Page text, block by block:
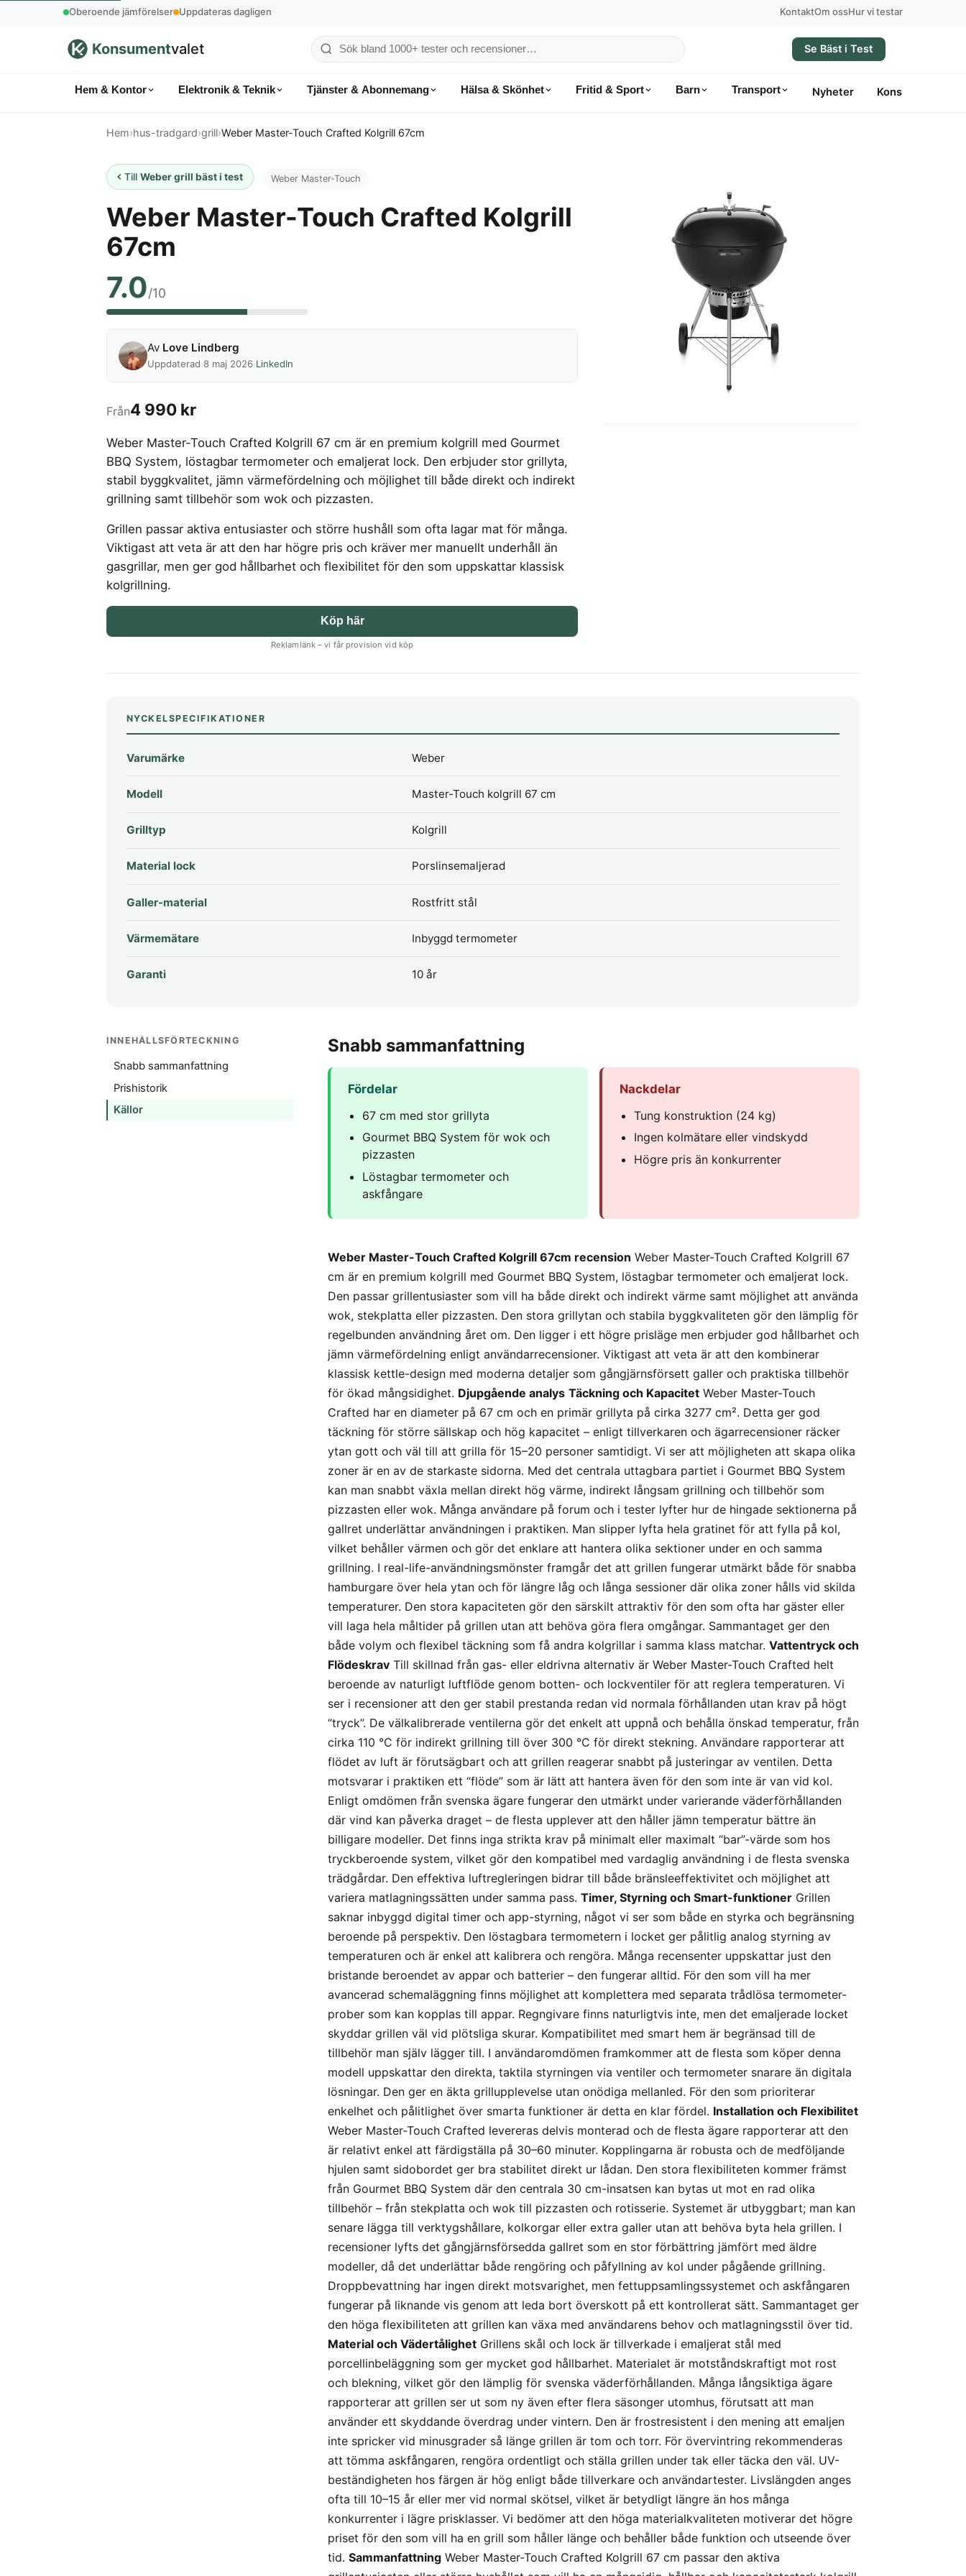
Oberoende jämförelser Uppdateras dagligen KontaktOm ossHur vi testar
Konsumentvalet
Sök
konsumentvalet
Se Bäst i Test
Hem & Kontor Elektronik & Teknik Tjänster & Abonnemang Hälsa & Skönhet Fritid & Sport Barn Transport Nyheter
Hem›hus-tradgard›grill›Weber Master-Touch Crafted Kolgrill 67cm
TillWeber grill bäst i test Weber Master-Touch
Weber Master-Touch Crafted Kolgrill
67cm
7.0/10
Av Love Lindberg
Uppdaterad 8 maj 2026·LinkedIn
Från4 990 kr
Weber Master-Touch Crafted Kolgrill 67 cm är en premium kolgrill med Gourmet
BBQ System, löstagbar termometer och emaljerat lock. Den erbjuder stor grillyta,
stabil byggkvalitet, jämn värmefördelning och möjlighet till både direkt och indirekt
grillning samt tillbehör som wok och pizzasten.
Grillen passar aktiva entusiaster och större hushåll som ofta lagar mat för många.
Viktigast att veta är att den har högre pris och kräver mer manuellt underhåll än
gasgrillar, men ger god hållbarhet och flexibilitet för den som uppskattar klassisk
kolgrillning.
Köp här
Reklamlänk – vi får provision vid köp
NYCKELSPECIFIKATIONER
Varumärke Weber
Modell Master-Touch kolgrill 67 cm
Grilltyp Kolgrill
Material lock Porslinsemaljerad
Galler-material Rostfritt stål
Värmemätare Inbyggd termometer
Garanti 10 år
INNEHÅLLSFÖRTECKNING
Snabb sammanfattning
Prishistorik
Källor
Snabb sammanfattning
Fördelar
67 cm med stor grillyta
Gourmet BBQ System för wok och
pizzasten
Löstagbar termometer och
askfångare
Nackdelar
Tung konstruktion (24 kg)
Ingen kolmätare eller vindskydd
Högre pris än konkurrenter
Weber Master-Touch Crafted Kolgrill 67cm recension Weber Master-Touch Crafted Kolgrill 67
cm är en premium kolgrill med Gourmet BBQ System, löstagbar termometer och emaljerat lock.
Den passar grillentusiaster som vill ha både direkt och indirekt värme samt möjlighet att använda
wok, stekplatta eller pizzasten. Den stora grillytan och stabila byggkvaliteten gör den lämplig för
regelbunden användning året om. Den ligger i ett högre prisläge men erbjuder god hållbarhet och
jämn värmefördelning enligt användarrecensioner. Viktigast att veta är att den kombinerar
klassisk kettle-design med moderna detaljer som gångjärnsförsett galler och praktiska tillbehör
för ökad mångsidighet. Djupgående analys Täckning och Kapacitet Weber Master-Touch
Crafted har en diameter på 67 cm och en primär grillyta på cirka 3277 cm². Detta ger god
täckning för större sällskap och hög kapacitet – enligt tillverkaren och ägarrecensioner räcker
ytan gott och väl till att grilla för 15–20 personer samtidigt. Vi ser att möjligheten att skapa olika
zoner är en av de starkaste sidorna. Med det centrala uttagbara partiet i Gourmet BBQ System
kan man snabbt växla mellan direkt hög värme, indirekt långsam grillning och tillbehör som
pizzasten eller wok. Många användare på forum och i tester lyfter hur de hingade sektionerna på
gallret underlättar användningen i praktiken. Man slipper lyfta hela gratinet för att fylla på kol,
vilket behåller värmen och gör det enklare att hantera olika sektioner under en och samma
grillning. I real-life-användningsmönster framgår det att grillen fungerar utmärkt både för snabba
hamburgare över hela ytan och för längre låg och långa sessioner där olika zoner hålls vid skilda
temperaturer. Den stora kapaciteten gör den särskilt attraktiv för den som ofta har gäster eller
vill laga hela måltider på grillen utan att behöva göra flera omgångar. Sammantaget ger den
både volym och flexibel täckning som få andra kolgrillar i samma klass matchar. Vattentryck och
Flödeskrav Till skillnad från gas- eller eldrivna alternativ är Weber Master-Touch Crafted helt
beroende av naturligt luftflöde genom botten- och lockventiler för att reglera temperaturen. Vi
ser i recensioner att den ger stabil prestanda redan vid normala förhållanden utan krav på högt
“tryck”. De välkalibrerade ventilerna gör det enkelt att uppnå och behålla önskad temperatur, från
cirka 110 °C för indirekt grillning till över 300 °C för direkt stekning. Användare rapporterar att
flödet av luft är förutsägbart och att grillen reagerar snabbt på justeringar av ventilen. Detta
motsvarar i praktiken ett “flöde” som är lätt att hantera även för den som inte är van vid kol.
Enligt omdömen från svenska ägare fungerar den utmärkt under varierande väderförhållanden
där vind kan påverka draget – de flesta upplever att den håller jämn temperatur bättre än
billigare modeller. Det finns inga strikta krav på minimalt eller maximalt “bar”-värde som hos
tryckberoende system, vilket gör den kompatibel med vardaglig användning i de flesta svenska
trädgårdar. Den effektiva luftregleringen bidrar till både bränsleeffektivitet och möjlighet att
variera matlagningssätten under samma pass. Timer, Styrning och Smart-funktioner Grillen
saknar inbyggd digital timer och app-styrning, något vi ser som både en styrka och begränsning
beroende på perspektiv. Den löstagbara termometern i locket ger pålitlig analog styrning av
temperaturen och är enkel att kalibrera och rengöra. Många recensenter uppskattar just den
bristande beroendet av appar och batterier – den fungerar alltid. För den som vill ha mer
avancerad schemaläggning finns möjlighet att komplettera med separata trådlösa termometer-
prober som kan kopplas till appar. Regngivare finns naturligtvis inte, men det emaljerade locket
skyddar grillen väl vid plötsliga skurar. Kompatibilitet med smart hem är begränsad till de
tillbehör man själv lägger till. I användaromdömen framkommer att de flesta som köper denna
modell uppskattar den direkta, taktila styrningen via ventiler och termometer snarare än digitala
lösningar. Den ger en äkta grillupplevelse utan onödiga mellanled. För den som prioriterar
enkelhet och pålitlighet över smarta funktioner är detta en klar fördel. Installation och Flexibilitet
Weber Master-Touch Crafted levereras delvis monterad och de flesta ägare rapporterar att den
är relativt enkel att färdigställa på 30–60 minuter. Kopplingarna är robusta och de medföljande
hjulen samt sidobordet ger bra stabilitet direkt ur lådan. Den stora flexibiliteten kommer främst
från Gourmet BBQ System där den centrala 30 cm-insatsen kan bytas ut mot en rad olika
tillbehör – från stekplatta och wok till pizzasten och rotisserie. Systemet är utbyggbart; man kan
senare lägga till verktygshållare, kolkorgar eller extra galler utan att behöva byta hela grillen. I
recensioner lyfts det gångjärnsförsedda gallret som en stor förbättring jämfört med äldre
modeller, då det underlättar både rengöring och påfyllning av kol under pågående grillning.
Droppbevattning har ingen direkt motsvarighet, men fettuppsamlingssystemet och askfångaren
fungerar på liknande vis genom att leda bort överskott på ett kontrollerat sätt. Sammantaget ger
den höga flexibiliteten att grillen kan växa med användarens behov och matlagningsstil över tid.
Material och Vädertålighet Grillens skål och lock är tillverkade i emaljerat stål med
porcellinbeläggning som ger mycket god hållbarhet. Materialet är motståndskraftigt mot rost
och blekning, vilket gör den lämplig för svenska väderförhållanden. Många långsiktiga ägare
rapporterar att grillen ser ut som ny även efter flera säsonger utomhus, förutsatt att man
använder ett skyddande överdrag under vintern. Den är frostresistent i den mening att emaljen
inte spricker vid minusgrader så länge grillen är tom och torr. För övervintring rekommenderas
att tömma askfångaren, rengöra ordentligt och ställa grillen under tak eller täcka den väl. UV-
beständigheten hos färgen är hög enligt både tillverkare och användartester. Livslängden anges
ofta till 10–15 år eller mer vid normal skötsel, vilket är betydligt längre än hos många
konkurrenter i lägre prisklasser. Vi bedömer att den höga materialkvaliteten motiverar det högre
priset för den som vill ha en grill som håller länge och behåller både funktion och utseende över
tid. Sammanfattning Weber Master-Touch Crafted Kolgrill 67 cm passar den aktiva